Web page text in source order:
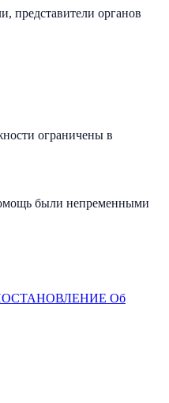
представители органов
ограничены в
были непременными
Об